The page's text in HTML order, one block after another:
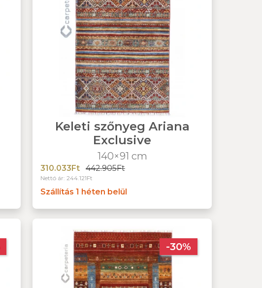
Keleti szőnyeg Ariana
Exclusive
140×91 cm
310.033Ft 442.905Ft
Nettó ár: 244.121Ft
Szállítás 1 héten belül
-30%